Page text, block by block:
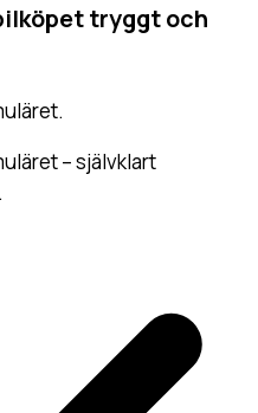
tryggt och
– självklart